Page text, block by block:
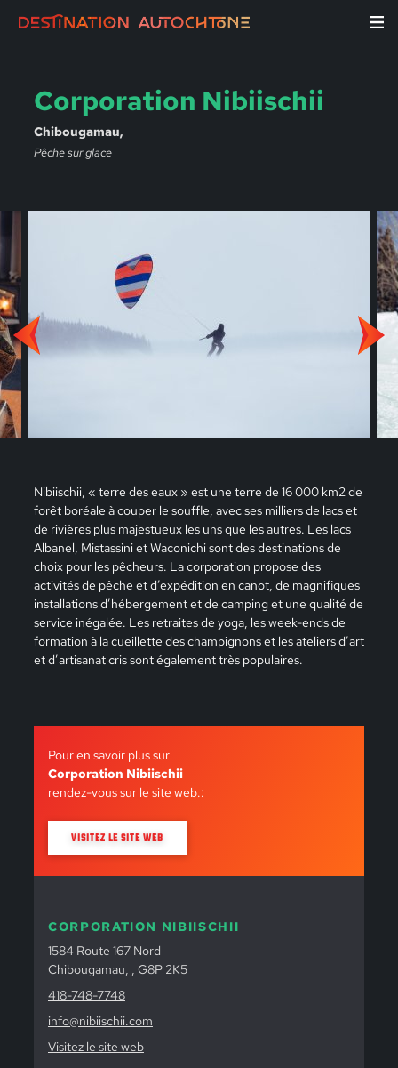
Corporation Nibiischii
Chibougamau,
Pêche sur glace
Nibiischii, « terre des eaux » est une terre de 16 000 km2 de
forêt boréale à couper le souffle, avec ses milliers de lacs et
de rivières plus majestueux les uns que les autres. Les lacs
Albanel, Mistassini et Waconichi sont des destinations de
choix pour les pêcheurs. La corporation propose des
activités de pêche et d’expédition en canot, de magnifiques
installations d’hébergement et de camping et une qualité de
service inégalée. Les retraites de yoga, les week-ends de
formation à la cueillette des champignons et les ateliers d’art
et d’artisanat cris sont également très populaires.
Pour en savoir plus sur
Corporation Nibiischii
rendez-vous sur le site web.:
VISITEZ LE SITE WEB
CORPORATION NIBIISCHII
1584 Route 167 Nord
Chibougamau, , G8P 2K5
418-748-7748
info@nibiischii.com
Visitez le site web